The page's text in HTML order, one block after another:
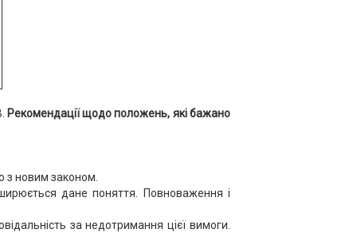
Рекомендації щодо положень, які бажано
з новим законом.
дане поняття. Повноваження і
за недотримання цієї вимоги.